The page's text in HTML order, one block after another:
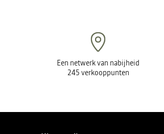
Een netwerk van nabijheid
245 verkooppunten